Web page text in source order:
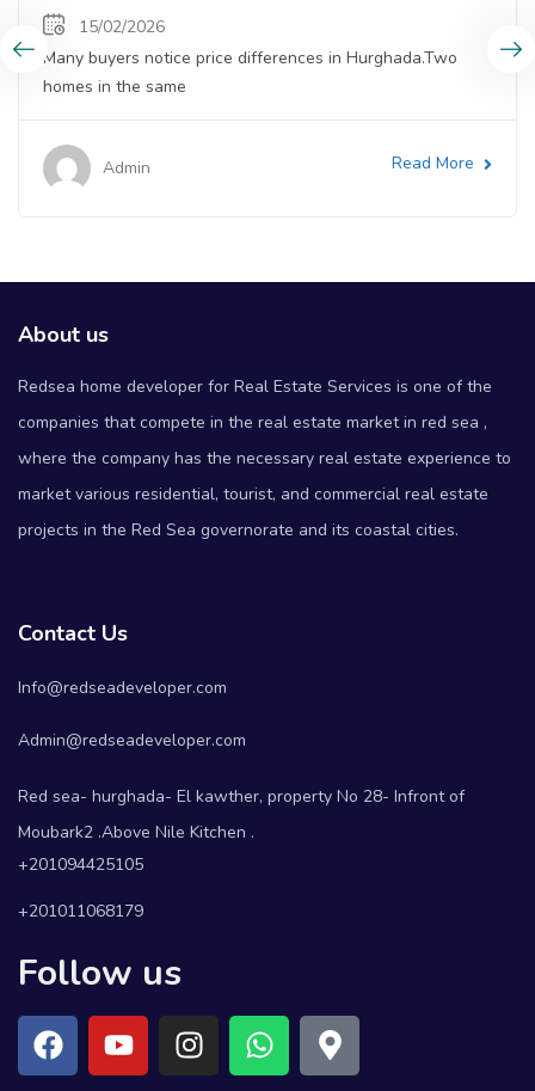
15/02/2026
Many buyers notice price differences in Hurghada.Two
homes in the same
Admin Read More
About us
Redsea home developer for Real Estate Services is one of the
companies that compete in the real estate market in red sea ,
where the company has the necessary real estate experience to
market various residential, tourist, and commercial real estate
projects in the Red Sea governorate and its coastal cities.
Contact Us
Info@redseadeveloper.com
Admin@redseadeveloper.com
Red sea- hurghada- El kawther, property No 28- Infront of
Moubark2 .Above Nile Kitchen .
+201094425105
+201011068179
Follow us